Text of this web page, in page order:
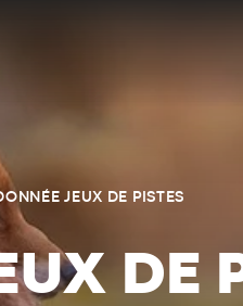
JEUX DE PISTES
DE